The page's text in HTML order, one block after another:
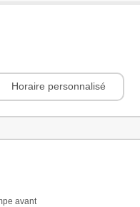
Horaire personnalisé
avant